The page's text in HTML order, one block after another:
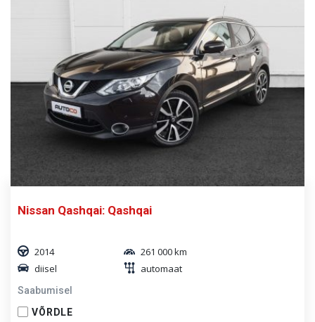
Nissan Qashqai: Qashqai
2014
261 000 km
diisel
automaat
Saabumisel
VÕRDLE